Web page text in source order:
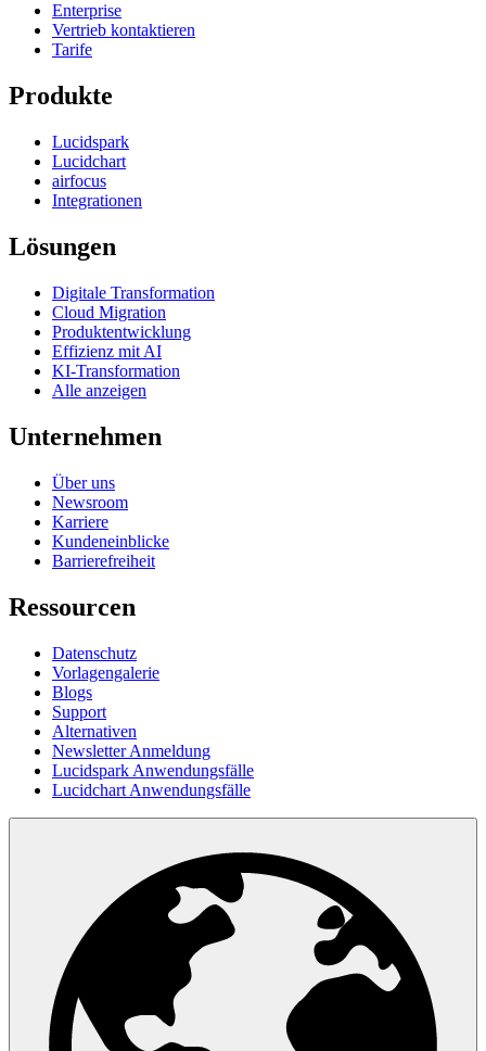
Enterprise
Vertrieb kontaktieren
Tarife
Produkte
Lucidspark
Lucidchart
airfocus
Integrationen
Lösungen
Digitale Transformation
Cloud Migration
Produktentwicklung
Effizienz mit AI
KI-Transformation
Alle anzeigen
Unternehmen
Über uns
Newsroom
Karriere
Kundeneinblicke
Barrierefreiheit
Ressourcen
Datenschutz
Vorlagengalerie
Blogs
Support
Alternativen
Newsletter Anmeldung
Lucidspark Anwendungsfälle
Lucidchart Anwendungsfälle